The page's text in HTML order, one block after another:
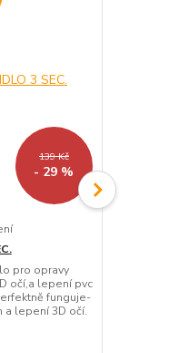
139 Kč
- 29 %
pro opravy
očí,a lepení pvc
funguje-
a lepení 3D očí.